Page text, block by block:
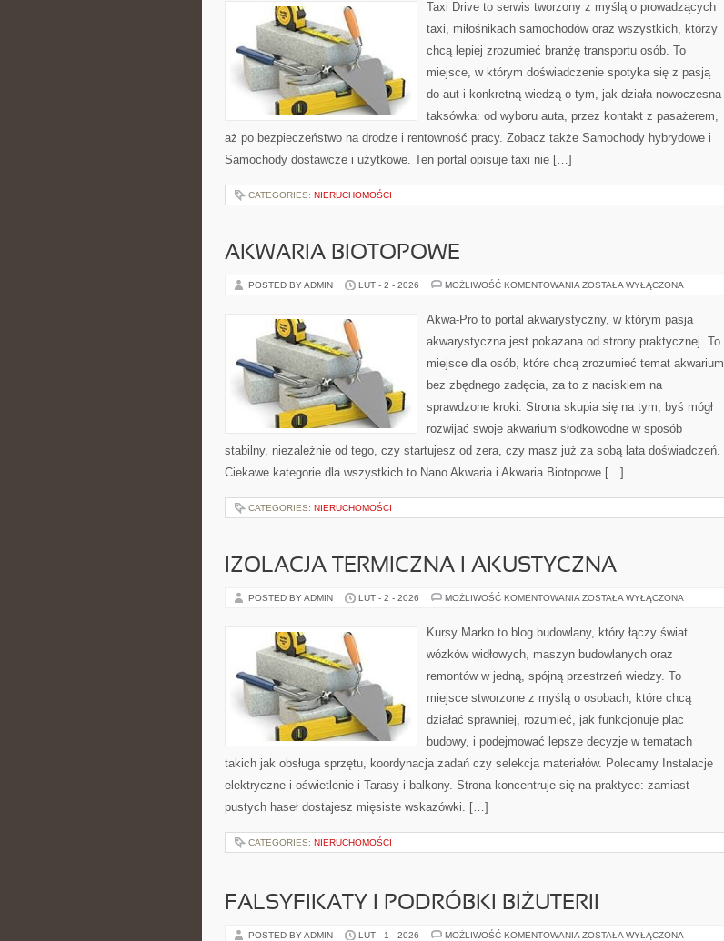
Taxi Drive to serwis tworzony z myślą o prowadzących
taxi, miłośnikach samochodów oraz wszystkich, którzy
chcą lepiej zrozumieć branżę transportu osób. To
miejsce, w którym doświadczenie spotyka się z pasją
do aut i konkretną wiedzą o tym, jak działa nowoczesna
taksówka: od wyboru auta, przez kontakt z pasażerem,
aż po bezpieczeństwo na drodze i rentowność pracy. Zobacz także Samochody hybrydowe i
Samochody dostawcze i użytkowe. Ten portal opisuje taxi nie […]
CATEGORIES: NIERUCHOMOŚCI
AKWARIA BIOTOPOWE
POSTED BY ADMIN LUT - 2 - 2026 MOŻLIWOŚĆ KOMENTOWANIA AKWARIA
ZOSTAŁA WYŁĄCZONA
Akwa-Pro to portal akwarystyczny, w którym pasja
akwarystyczna jest pokazana od strony praktycznej. To
miejsce dla osób, które chcą zrozumieć temat akwarium
bez zbędnego zadęcia, za to z naciskiem na
sprawdzone kroki. Strona skupia się na tym, byś mógł
rozwijać swoje akwarium słodkowodne w sposób
stabilny, niezależnie od tego, czy startujesz od zera, czy masz już za sobą lata doświadczeń.
Ciekawe kategorie dla wszystkich to Nano Akwaria i Akwaria Biotopowe […]
CATEGORIES: NIERUCHOMOŚCI
IZOLACJA TERMICZNA I AKUSTYCZNA
POSTED BY ADMIN LUT - 2 - 2026 MOŻLIWOŚĆ KOMENTOWANIA IZOLACJA
AKUSTYCZNA
ZOSTAŁA WYŁĄCZONA
Kursy Marko to blog budowlany, który łączy świat
wózków widłowych, maszyn budowlanych oraz
remontów w jedną, spójną przestrzeń wiedzy. To
miejsce stworzone z myślą o osobach, które chcą
działać sprawniej, rozumieć, jak funkcjonuje plac
budowy, i podejmować lepsze decyzje w tematach
takich jak obsługa sprzętu, koordynacja zadań czy selekcja materiałów. Polecamy Instalacje
elektryczne i oświetlenie i Tarasy i balkony. Strona koncentruje się na praktyce: zamiast
pustych haseł dostajesz mięsiste wskazówki. […]
CATEGORIES: NIERUCHOMOŚCI
FALSYFIKATY I PODRÓBKI BIŻUTERII
POSTED BY ADMIN LUT - 1 - 2026 MOŻLIWOŚĆ KOMENTOWANIA FALSYFIKATY
ZOSTAŁA WYŁĄCZONA